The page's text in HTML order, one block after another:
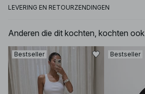
LEVERING EN RETOURZENDINGEN
Anderen die dit kochten, kochten ook
Bestseller Bestseller